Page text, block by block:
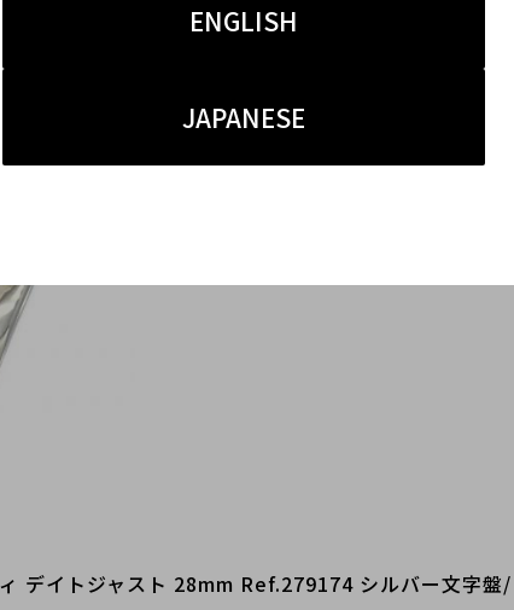
ENGLISH
JAPANESE
イトジャスト 28mm Ref.279174 シルバー文字盤/